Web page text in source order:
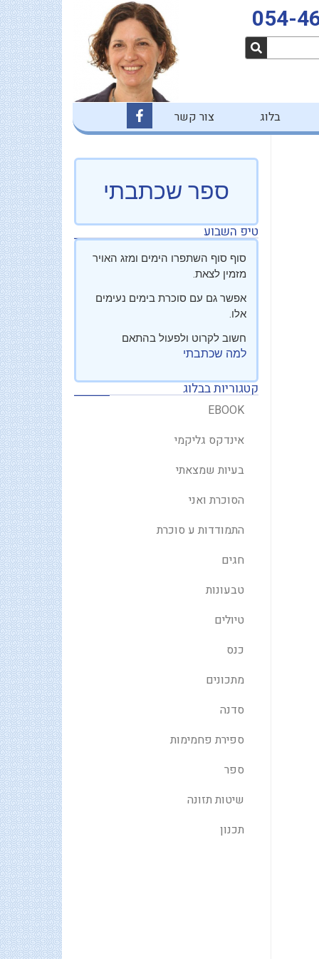
054-
בלוג צור קשר
c
b
o
k
f
ספר שכתבתי
טיפ השבוע
סוף סוף השתפרו הימים ומזג האויר
מזמין לצאת.
אפשר גם עם סוכרת בימים נעימים
אלו.
חשוב לקרוט ולפעול בהתאם
למה שכתבתי
קטגוריות בבלוג
EBOOK
אינדקס גליקמי
בעיות שמצאתי
הסוכרת ואני
התמודדות ע סוכרת
חגים
טבעונות
טיולים
כנס
מתכונים
סדנה
ספירת פחמימות
ספר
שיטות תזונה
תכנון